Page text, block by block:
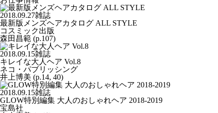
2018.09.27雑誌
最新版メンズヘアカタログ ALL STYLE
コスミック出版
森田昌範 (p.107)
2018.09.15雑誌
キレイな大人ヘア Vol.8
ネコ・パブリッシング
井上博美 (p.14, 40)
2018.09.15雑誌
GLOW特別編集 大人のおしゃれヘア 2018-2019
宝島社